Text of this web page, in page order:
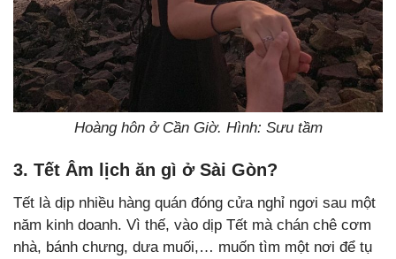
Hoàng hôn ở Cần Giờ. Hình: Sưu tầm
3. Tết Âm lịch ăn gì ở Sài Gòn?
Tết là dịp nhiều hàng quán đóng cửa nghỉ ngơi sau một
năm kinh doanh. Vì thế, vào dịp Tết mà chán chê cơm
nhà, bánh chưng, dưa muối,… muốn tìm một nơi để tụ